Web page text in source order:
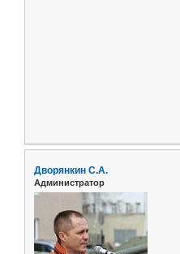
Дворянкин С.А.
Администратор